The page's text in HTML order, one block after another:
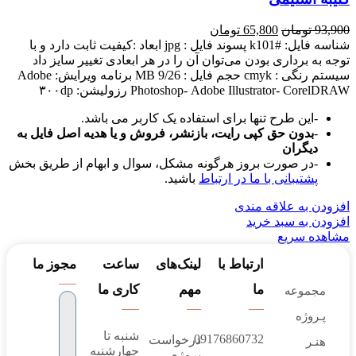
93,900 تومان 65,800 تومان
شناسه فایل: #k101 پسوند فایل : jpg ابعاد :کیفیت ثابت دارد و با
توجه به برداری بودن می‌توان آن را در هر ابعادی تغییر سایز داد
سیستم رنگی : cmyk حجم فایل : 9/26 MB برنامه ویرایش: Adobe
Photoshop- Adobe Illustrator- CorelDRAW رزولیشن: ۳۰۰dp
-این طرح تنها برای استفاده یک کاربر می باشد.
-بدون حق کپی رایت، بازنشر، فروش و یا هدیه اصل فایل به
دیگران
-در صورت بروز هرگونه مشکل، سوال و ابهام از طریق بخش
پشتیبانی با ما در ارتباط باشید.
افزودن به علاقه مندی
افزودن به سبد خرید
مشاهده سریع
مجموعه
پـروژه‌
هنـر
ارتباط با
ما
09176860732
لینک‌های
مهم
درخواست
ساعت
کاری ما
شنبه تا
چهارشنبه
مجوز ما